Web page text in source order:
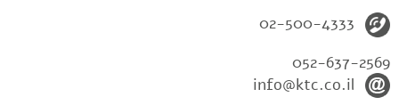
02-500-4333
052-637-2569
info@ktc.co.il